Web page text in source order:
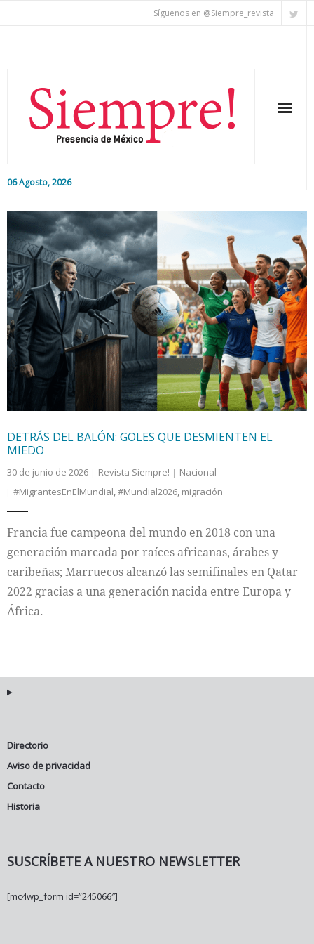
Síguenos en @Siempre_revista
06 Agosto, 2026
Editorial
Nacional
Colaboradores
Internacional
Cultura
DETRÁS DEL BALÓN: GOLES QUE DESMIENTEN EL
MIEDO
30 de junio de 2026 Revista Siempre!
Nacional
#MigrantesEnElMundial,#Mundial2026, migración
Francia fue campeona del mundo en 2018 con una
generación marcada por raíces africanas, árabes y
caribeñas; Marruecos alcanzó las semifinales en Qatar
2022 gracias a una generación nacida entre Europa y
África.
Directorio
Aviso de privacidad
Contacto
Historia
SUSCRÍBETE A NUESTRO NEWSLETTER
[mc4wp_form id=”245066″]